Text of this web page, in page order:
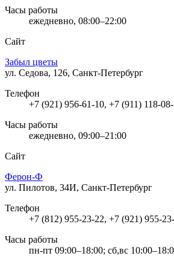
Часы работы
ежедневно, 08:00–22:00
Сайт
Забыл цветы
ул. Седова, 126, Санкт-Петербург
Телефон
+7 (921) 956-61-10, +7 (911) 118-
Часы работы
ежедневно, 09:00–21:00
Сайт
Ферон-Ф
ул. Пилотов, 34И, Санкт-Петербург
Телефон
+7 (812) 955-23-22, +7 (921) 955-
Часы работы
пн-пт 09:00–18:00; сб,вс